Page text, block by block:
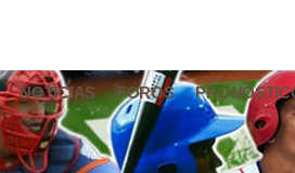
NOTICIAS FOROS